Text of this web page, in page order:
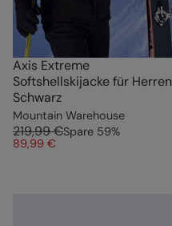
Axis Extreme
Softshellskijacke für Herren
Schwarz
Mountain Warehouse
219,99 €Spare 59%
89,99 €